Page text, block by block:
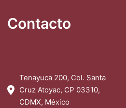
Contacto
Tenayuca 200, Col. Santa
Cruz Atoyac, CP 03310,
CDMX, México